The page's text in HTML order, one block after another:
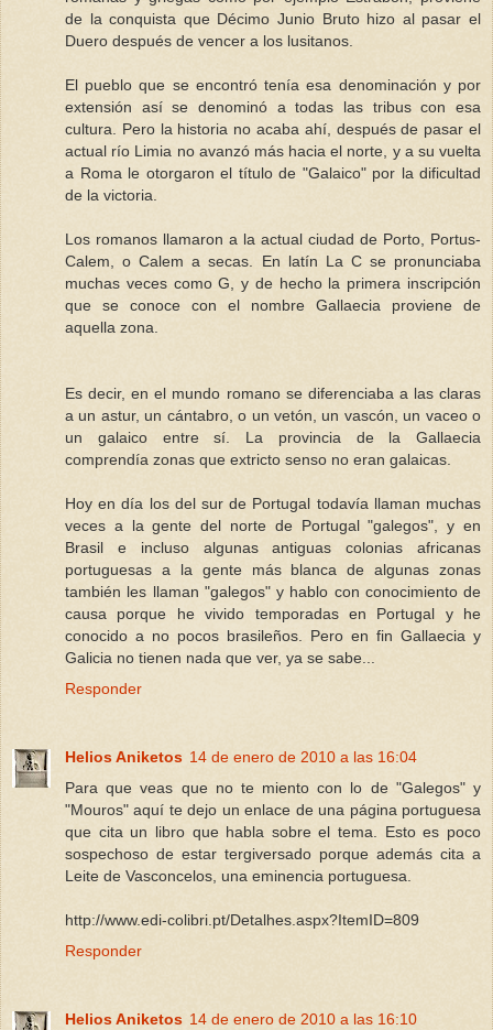
de la conquista que Décimo Junio Bruto hizo al pasar el
Duero después de vencer a los lusitanos.
El pueblo que se encontró tenía esa denominación y por
extensión así se denominó a todas las tribus con esa
cultura. Pero la historia no acaba ahí, después de pasar el
actual río Limia no avanzó más hacia el norte, y a su vuelta
a Roma le otorgaron el título de "Galaico" por la dificultad
de la victoria.
Los romanos llamaron a la actual ciudad de Porto, Portus-
Calem, o Calem a secas. En latín La C se pronunciaba
muchas veces como G, y de hecho la primera inscripción
que se conoce con el nombre Gallaecia proviene de
aquella zona.
Es decir, en el mundo romano se diferenciaba a las claras
a un astur, un cántabro, o un vetón, un vascón, un vaceo o
un galaico entre sí. La provincia de la Gallaecia
comprendía zonas que extricto senso no eran galaicas.
Hoy en día los del sur de Portugal todavía llaman muchas
veces a la gente del norte de Portugal "galegos", y en
Brasil e incluso algunas antiguas colonias africanas
portuguesas a la gente más blanca de algunas zonas
también les llaman "galegos" y hablo con conocimiento de
causa porque he vivido temporadas en Portugal y he
conocido a no pocos brasileños. Pero en fin Gallaecia y
Galicia no tienen nada que ver, ya se sabe...
Responder
Helios Aniketos 14 de enero de 2010 a las 16:04
Para que veas que no te miento con lo de "Galegos" y
"Mouros" aquí te dejo un enlace de una página portuguesa
que cita un libro que habla sobre el tema. Esto es poco
sospechoso de estar tergiversado porque además cita a
Leite de Vasconcelos, una eminencia portuguesa.
http://www.edi-colibri.pt/Detalhes.aspx?ItemID=809
Responder
Helios Aniketos 14 de enero de 2010 a las 16:10